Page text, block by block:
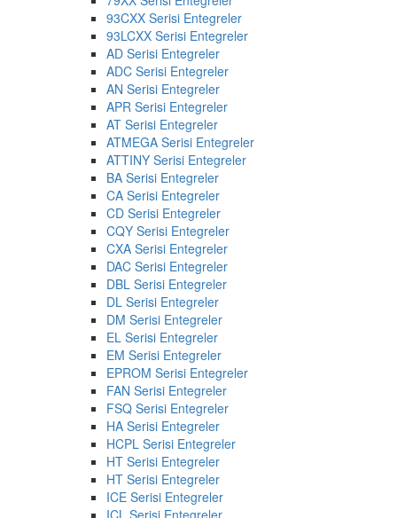
93CXX Serisi Entegreler
93LCXX Serisi Entegreler
AD Serisi Entegreler
ADC Serisi Entegreler
AN Serisi Entegreler
APR Serisi Entegreler
AT Serisi Entegreler
ATMEGA Serisi Entegreler
ATTINY Serisi Entegreler
BA Serisi Entegreler
CA Serisi Entegreler
CD Serisi Entegreler
CQY Serisi Entegreler
CXA Serisi Entegreler
DAC Serisi Entegreler
DBL Serisi Entegreler
DL Serisi Entegreler
DM Serisi Entegreler
EL Serisi Entegreler
EM Serisi Entegreler
EPROM Serisi Entegreler
FAN Serisi Entegreler
FSQ Serisi Entegreler
HA Serisi Entegreler
HCPL Serisi Entegreler
HT Serisi Entegreler
HT Serisi Entegreler
ICE Serisi Entegreler
ICL Serisi Entegreler